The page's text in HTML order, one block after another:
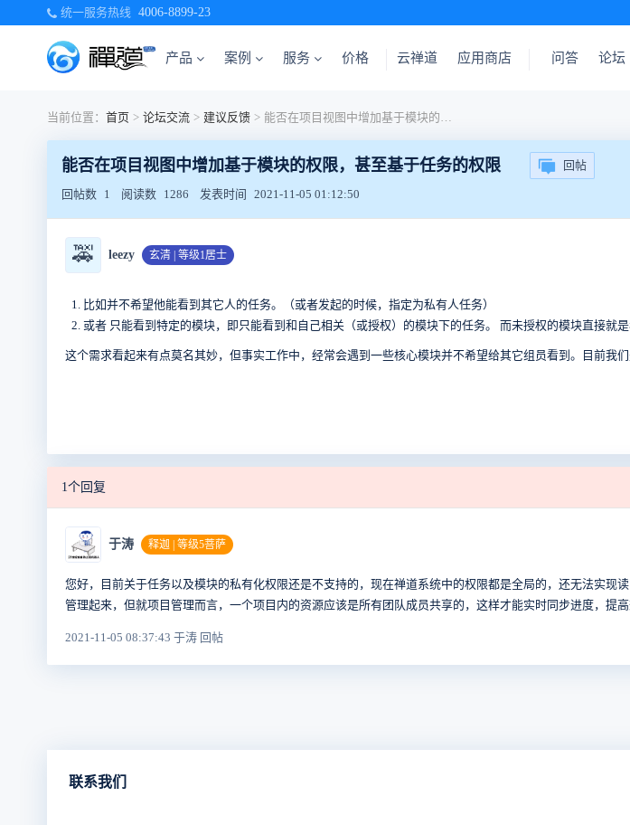
统一服务热线 4006-8899-23
产品 案例 服务 价格 云禅道 应用商店 问答 论坛
当前位置： 首页 > 论坛交流 > 建议反馈 > 能否在项目视图中增加基于模块的权限，甚至基于任务的权限
能否在项目视图中增加基于模块的权限，甚至基于任务的权限 回帖
回帖数 1 阅读数 1286 发表时间 2021-11-05 01:12:50
🚕 leezy 玄清 | 等级1居士
比如并不希望他能看到其它人的任务。（或者发起的时候，指定为私有人任务）
或者 只能看到特定的模块，即只能看到和自己相关（或授权）的模块下的任务。 而未授权的模块直接就是
这个需求看起来有点莫名其妙，但事实工作中，经常会遇到一些核心模块并不希望给其它组员看到。目前我
1个回复
于涛 释迦 | 等级5菩萨
您好，目前关于任务以及模块的私有化权限还是不支持的，现在禅道系统中的权限都是全局的，还无法实现
管理起来，但就项目管理而言，一个项目内的资源应该是所有团队成员共享的，这样才能实时同步进度，提高
2021-11-05 08:37:43 于涛 回帖
联系我们